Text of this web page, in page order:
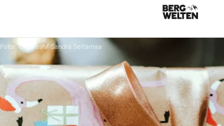
Foto: Unsplash/ Sandra Seltamaa